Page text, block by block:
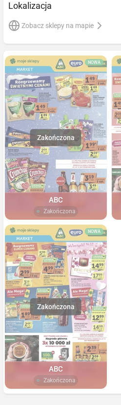
Lokalizacja
Zobacz sklepy na mapie
NOWA
ABC
Zakończona
NOWA
ABC
Zakończona